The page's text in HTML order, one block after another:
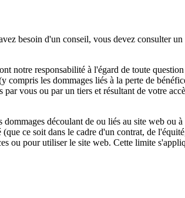
besoin d'un conseil, vous devez consulter un
notre responsabilité à l'égard de toute
les dommages liés à la perte de
vous ou par un tiers et résultant de votre
découlant de ou liés au site web ou
ce soit dans le cadre d'un contrat, de
ou pour utiliser le site web. Cette limite